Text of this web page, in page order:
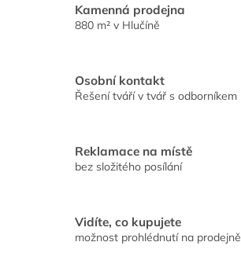
Kamenná prodejna
880 m² v Hlučíně
Osobní kontakt
Řešení tváří v tvář s odborníkem
Reklamace na místě
bez složitého posílání
Vidíte, co kupujete
možnost prohlédnutí na prodejně